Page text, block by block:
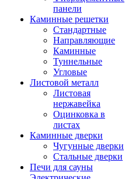
панели
Каминные решетки
Стандартные
Направляющие
Каминные
Туннельные
Угловые
Листовой металл
Листовая
нержавейка
Оцинковка в
листах
Каминные дверки
Чугунные дверки
Стальные дверки
Печи для сауны